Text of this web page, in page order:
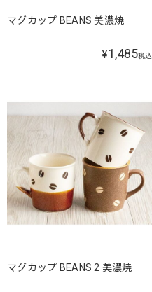
マグカップ BEANS 美濃焼
¥1,485税込
マグカップ BEANS 2 美濃焼